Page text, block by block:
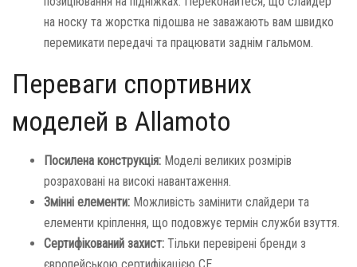
на носку та жорстка підошва не заважають вам швидко
перемикати передачі та працювати заднім гальмом.
Переваги спортивних
моделей в Allamoto
Посилена конструкція: Моделі великих розмірів
розраховані на високі навантаження.
Змінні елементи: Можливість замінити слайдери та
елементи кріплення, що подовжує термін служби взуття.
Сертифікований захист: Тільки перевірені бренди з